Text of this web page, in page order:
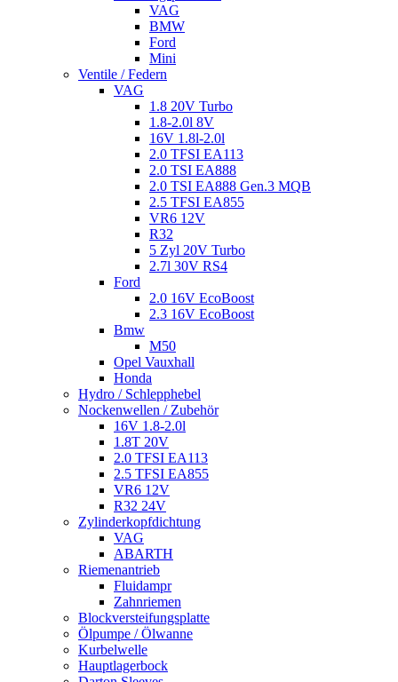
VAG
BMW
Ford
Mini
Ventile / Federn
VAG
1.8 20V Turbo
1.8-2.0l 8V
16V 1.8l-2.0l
2.0 TFSI EA113
2.0 TSI EA888
2.0 TSI EA888 Gen.3 MQB
2.5 TFSI EA855
VR6 12V
R32
5 Zyl 20V Turbo
2.7l 30V RS4
Ford
2.0 16V EcoBoost
2.3 16V EcoBoost
Bmw
M50
Opel Vauxhall
Honda
Hydro / Schlepphebel
Nockenwellen / Zubehör
16V 1.8-2.0l
1.8T 20V
2.0 TFSI EA113
2.5 TFSI EA855
VR6 12V
R32 24V
Zylinderkopfdichtung
VAG
ABARTH
Riemenantrieb
Fluidampr
Zahnriemen
Blockversteifungsplatte
Ölpumpe / Ölwanne
Kurbelwelle
Hauptlagerbock